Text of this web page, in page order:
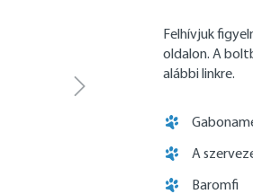
Felhívjuk
oldalon. A
alábbi linkre.
A
Baromfi